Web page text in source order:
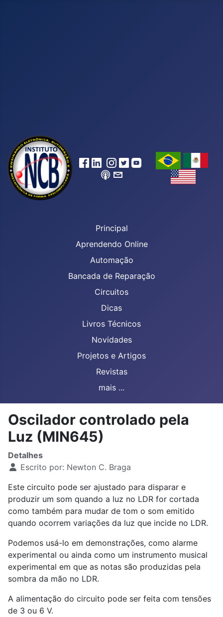
Principal
Aprendendo Online
Automação
Bancada de Reparação
Circuitos
Dicas
Livros Técnicos
Novidades
Projetos e Artigos
Revistas
mais ...
Oscilador controlado pela
Luz (MIN645)
Detalhes
Escrito por: Newton C. Braga
Este circuito pode ser ajustado para disparar e
produzir um som quando a luz no LDR for cortada
como também para mudar de tom o som emitido
quando ocorrem variações da luz que incide no LDR.
Podemos usá-lo em demonstrações, como alarme
experimental ou ainda como um instrumento musical
experimental em que as notas são produzidas pela
sombra da mão no LDR.
A alimentação do circuito pode ser feita com tensões
de 3 ou 6 V.